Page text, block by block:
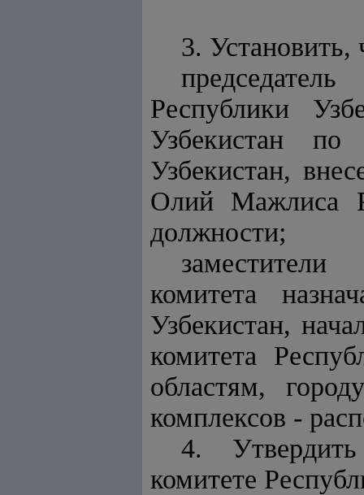
3. Установить,
Республики
Узбекистан по
Узбекистан,
Олий Мажлиса
должности;
заместители
комитета
Узбекистан,
комитета
областям,
комплексов -
4.
комитете